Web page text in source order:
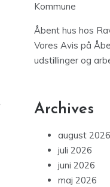
Kommune
Åbent hus hos
Vores Avis på
udstillinger og
Archives
august 2026
juli 2026
juni 2026
maj 2026